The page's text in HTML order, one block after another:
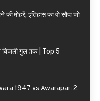
मोहरें, इतिहास का वो सौदा जो
बिजली गुल तक | Top 5
1947 vs Awarapan 2,